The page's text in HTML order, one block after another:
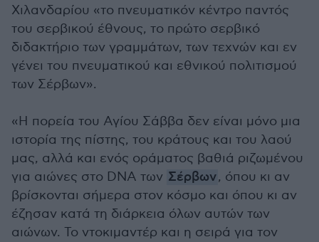
Χιλανδαρίου «το πνευματικόν κέντρο παντός
του σερβικού έθνους, το πρώτο σερβικό
διδακτήριο των γραμμάτων, των τεχνών και εν
γένει του πνευματικού και εθνικού πολιτισμού
των Σέρβων».
«Η πορεία του Αγίου Σάββα δεν είναι μόνο μια
ιστορία της πίστης, του κράτους και του λαού
μας, αλλά και ενός οράματος βαθιά ριζωμένου
για αιώνες στο DNA των Σέρβων, όπου κι αν
βρίσκονται σήμερα στον κόσμο και όπου κι αν
έζησαν κατά τη διάρκεια όλων αυτών των
αιώνων. Το ντοκιμαντέρ και η σειρά για τον